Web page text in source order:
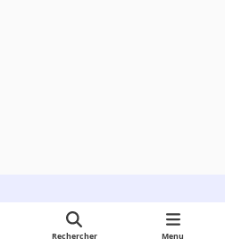
Rechercher Menu